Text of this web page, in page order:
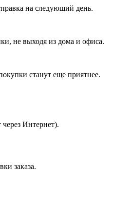
на следующий день.
не выходя из дома и офиса.
станут еще приятнее.
Интернет).
заказа.